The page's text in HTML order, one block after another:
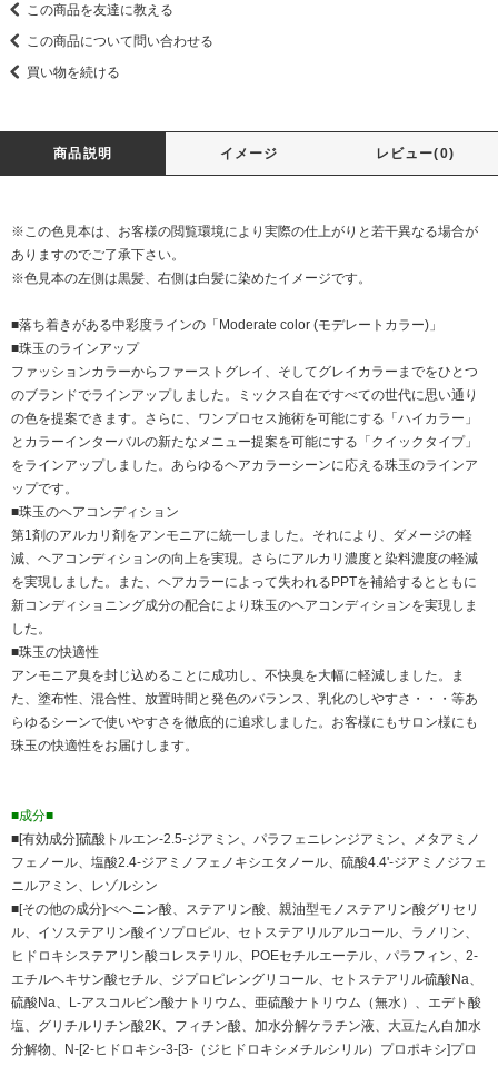
この商品を友達に教える
この商品について問い合わせる
買い物を続ける
商品説明 イメージ レビュー(0)
※この色見本は、お客様の閲覧環境により実際の仕上がりと若干異なる場合が
ありますのでご了承下さい。
※色見本の左側は黒髪、右側は白髪に染めたイメージです。
■落ち着きがある中彩度ラインの「Moderate color (モデレートカラー)」
■珠玉のラインアップ
ファッションカラーからファーストグレイ、そしてグレイカラーまでをひとつ
のブランドでラインアップしました。ミックス自在ですべての世代に思い通り
の色を提案できます。さらに、ワンプロセス施術を可能にする「ハイカラー」
とカラーインターバルの新たなメニュー提案を可能にする「クイックタイプ」
をラインアップしました。あらゆるヘアカラーシーンに応える珠玉のラインア
ップです。
■珠玉のヘアコンディション
第1剤のアルカリ剤をアンモニアに統一しました。それにより、ダメージの軽
減、ヘアコンディションの向上を実現。さらにアルカリ濃度と染料濃度の軽減
を実現しました。また、ヘアカラーによって失われるPPTを補給するとともに
新コンディショニング成分の配合により珠玉のヘアコンディションを実現しま
した。
■珠玉の快適性
アンモニア臭を封じ込めることに成功し、不快臭を大幅に軽減しました。ま
た、塗布性、混合性、放置時間と発色のバランス、乳化のしやすさ・・・等あ
らゆるシーンで使いやすさを徹底的に追求しました。お客様にもサロン様にも
珠玉の快適性をお届けします。
■成分■
■[有効成分]硫酸トルエン-2.5-ジアミン、パラフェニレンジアミン、メタアミノ
フェノール、塩酸2.4-ジアミノフェノキシエタノール、硫酸4.4'-ジアミノジフェ
ニルアミン、レゾルシン
■[その他の成分]べヘニン酸、ステアリン酸、親油型モノステアリン酸グリセリ
ル、イソステアリン酸イソプロピル、セトステアリルアルコール、ラノリン、
ヒドロキシステアリン酸コレステリル、POEセチルエーテル、パラフィン、2-
エチルヘキサン酸セチル、ジプロピレングリコール、セトステアリル硫酸Na、
硫酸Na、L-アスコルビン酸ナトリウム、亜硫酸ナトリウム（無水）、エデト酸
塩、グリチルリチン酸2K、フィチン酸、加水分解ケラチン液、大豆たん白加水
分解物、N-[2-ヒドロキシ-3-[3-（ジヒドロキシメチルシリル）プロポキシ]プロ